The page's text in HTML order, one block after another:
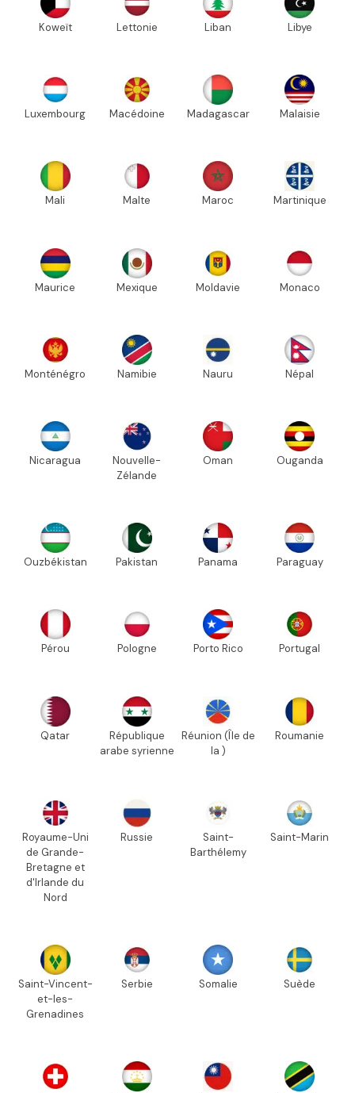
Koweït Lettonie Liban Libye
Luxembourg Macédoine Madagascar Malaisie
Mali Malte Maroc Martinique
Maurice Mexique Moldavie Monaco
Monténégro Namibie Nauru Népal
Nicaragua
Nouvelle-
Zélande
Oman Ouganda
Ouzbékistan Pakistan Panama Paraguay
Pérou Pologne Porto Rico Portugal
Qatar
République
arabe syrienne
Réunion (Île de
la )
Roumanie
Royaume-Uni
de Grande-
Bretagne et
d'Irlande du
Nord
Russie
Saint-
Barthélemy
Saint-Marin
Saint-Vincent-
et-les-
Grenadines
Serbie Somalie Suède